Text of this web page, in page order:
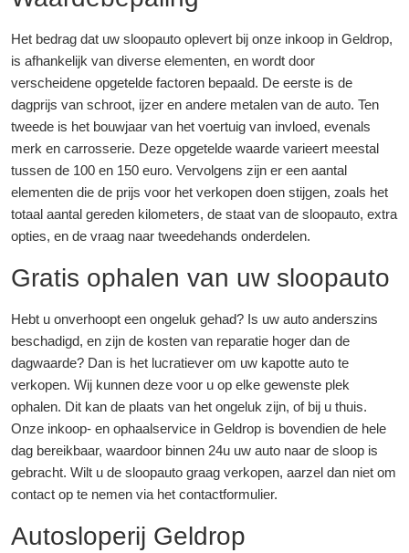
Het bedrag dat uw sloopauto oplevert bij onze inkoop in Geldrop,
is afhankelijk van diverse elementen, en wordt door
verscheidene opgetelde factoren bepaald. De eerste is de
dagprijs van schroot, ijzer en andere metalen van de auto. Ten
tweede is het bouwjaar van het voertuig van invloed, evenals
merk en carrosserie. Deze opgetelde waarde varieert meestal
tussen de 100 en 150 euro. Vervolgens zijn er een aantal
elementen die de prijs voor het verkopen doen stijgen, zoals het
totaal aantal gereden kilometers, de staat van de sloopauto, extra
opties, en de vraag naar tweedehands onderdelen.
Gratis ophalen van uw sloopauto
Hebt u onverhoopt een ongeluk gehad? Is uw auto anderszins
beschadigd, en zijn de kosten van reparatie hoger dan de
dagwaarde? Dan is het lucratiever om uw kapotte auto te
verkopen. Wij kunnen deze voor u op elke gewenste plek
ophalen. Dit kan de plaats van het ongeluk zijn, of bij u thuis.
Onze inkoop- en ophaalservice in Geldrop is bovendien de hele
dag bereikbaar, waardoor binnen 24u uw auto naar de sloop is
gebracht. Wilt u de sloopauto graag verkopen, aarzel dan niet om
contact op te nemen via het contactformulier.
Autosloperij Geldrop